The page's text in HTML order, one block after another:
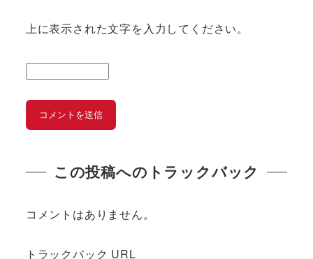
上に表示された文字を入力してください。
この投稿へのトラックバック
コメントはありません。
トラックバック URL